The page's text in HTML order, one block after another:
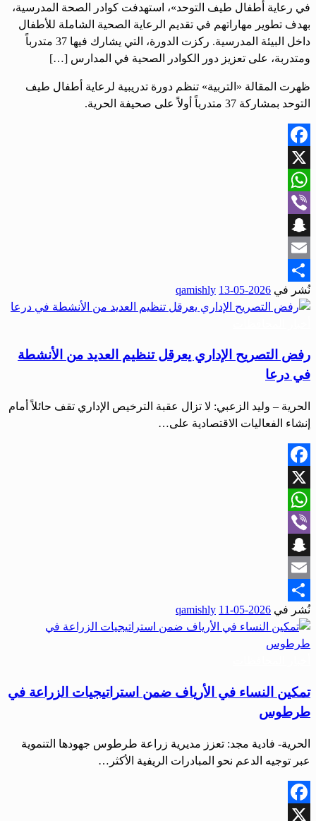
في رعاية أطفال طيف التوحد»، استهدفت كوادر الصحة المدرسية،
بهدف تطوير مهاراتهم في تقديم الرعاية الصحية الشاملة للأطفال
داخل البيئة المدرسية. ركزت الدورة، التي يشارك فيها 37 متدرباً
ومتدربة، على تعزيز دور الكوادر الصحية في المدارس […]
ظهرت المقالة «التربية» تنظم دورة تدريبية لرعاية أطفال طيف
التوحد بمشاركة 37 متدرباً أولاً على صحيفة الحرية.
Facebook
X
WhatsApp
Viber
Snapchat
Email
Share
نُشر في 2026-05-13
qamishly
رفض التصريح الإداري يعرقل تنظيم العديد من الأنشطة
في درعا
الحرية – وليد الزعبي: لا تزال عقبة الترخيص الإداري تقف حائلاً أمام
إنشاء الفعاليات الاقتصادية على…
Facebook
X
WhatsApp
Viber
Snapchat
Email
Share
نُشر في 2026-05-11
qamishly
تمكين النساء في الأرياف ضمن استراتيجيات الزراعة في
طرطوس
‏الحرية- فادية مجد: ‏تعزز مديرية زراعة طرطوس جهودها التنموية
عبر توجيه الدعم نحو المبادرات الريفية الأكثر…
Facebook